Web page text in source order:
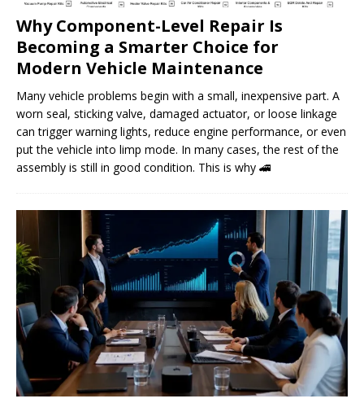
Why Component-Level Repair Is
Becoming a Smarter Choice for
Modern Vehicle Maintenance
Many vehicle problems begin with a small, inexpensive part. A
worn seal, sticking valve, damaged actuator, or loose linkage
can trigger warning lights, reduce engine performance, or even
put the vehicle into limp mode. In many cases, the rest of the
assembly is still in good condition. This is why 🚄